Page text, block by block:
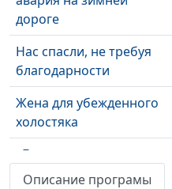
дороге
Нас спасли, не требуя
благодарности
Жена для убежденного
холостяка
«Бог примирил меня с
отцом»
Описание програмы